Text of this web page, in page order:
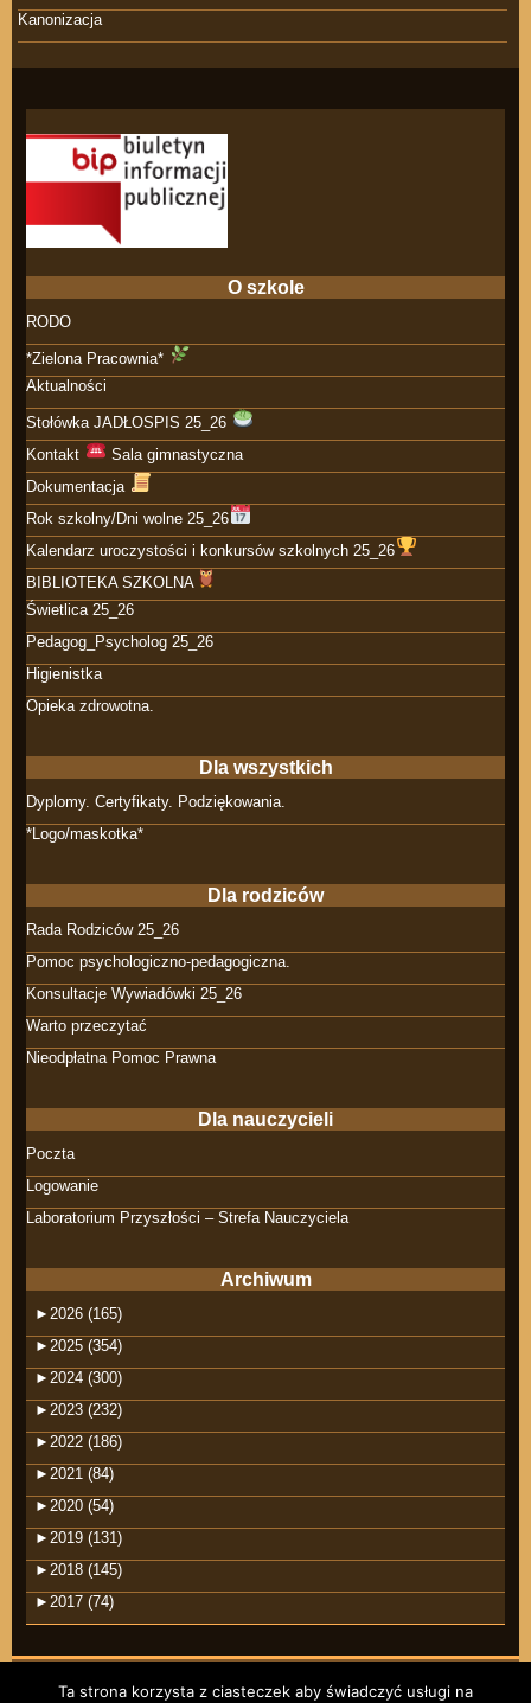
Kanonizacja
O szkole
RODO
*Zielona Pracownia*
Aktualności
Stołówka JADŁOSPIS 25_26
Kontakt
Sala gimnastyczna
Dokumentacja
Rok szkolny/Dni wolne 25_26
Kalendarz uroczystości i konkursów szkolnych 25_26
BIBLIOTEKA SZKOLNA
Świetlica 25_26
Pedagog_Psycholog 25_26
Higienistka
Opieka zdrowotna.
Dla wszystkich
Dyplomy. Certyfikaty. Podziękowania.
*Logo/maskotka*
Dla rodziców
Rada Rodziców 25_26
Pomoc psychologiczno-pedagogiczna.
Konsultacje Wywiadówki 25_26
Warto przeczytać
Nieodpłatna Pomoc Prawna
Dla nauczycieli
Poczta
Logowanie
Laboratorium Przyszłości – Strefa Nauczyciela
Archiwum
► 2026 (165)
► 2025 (354)
► 2024 (300)
► 2023 (232)
► 2022 (186)
► 2021 (84)
► 2020 (54)
► 2019 (131)
► 2018 (145)
► 2017 (74)
Ta strona korzysta z ciasteczek aby świadczyć usługi na